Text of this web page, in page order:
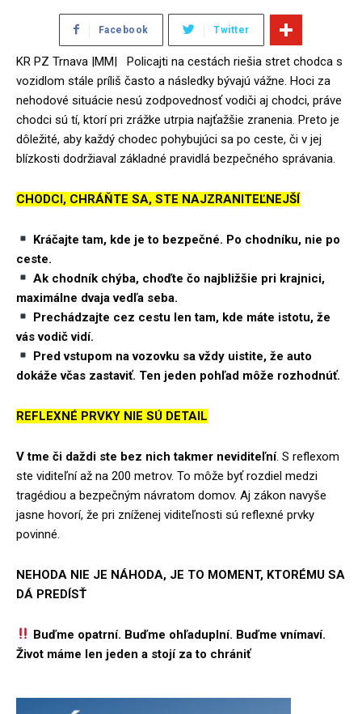
Facebook Twitter
KR PZ Trnava |MM| Policajti na cestách riešia stret chodca s
vozidlom stále príliš často a následky bývajú vážne. Hoci za
nehodové situácie nesú zodpovednosť vodiči aj chodci, práve
chodci sú tí, ktorí pri zrážke utrpia najťažšie zranenia. Preto je
dôležité, aby každý chodec pohybujúci sa po ceste, či v jej
blízkosti dodržiaval základné pravidlá bezpečného správania.
CHODCI, CHRÁŇTE SA, STE NAJZRANITEĽNEJŠÍ
Kráčajte tam, kde je to bezpečné. Po chodníku, nie po
ceste.
Ak chodník chýba, choďte čo najbližšie pri krajnici,
maximálne dvaja vedľa seba.
Prechádzajte cez cestu len tam, kde máte istotu, že
vás vodič vidí.
Pred vstupom na vozovku sa vždy uistite, že auto
dokáže včas zastaviť. Ten jeden pohľad môže rozhodnúť.
REFLEXNÉ PRVKY NIE SÚ DETAIL
V tme či daždi ste bez nich takmer neviditeľní. S reflexom
ste viditeľní až na 200 metrov. To môže byť rozdiel medzi
tragédiou a bezpečným návratom domov. Aj zákon navyše
jasne hovorí, že pri zníženej viditeľnosti sú reflexné prvky
povinné.
NEHODA NIE JE NÁHODA, JE TO MOMENT, KTORÉMU SA
DÁ PREDÍSŤ
Buďme opatrní. Buďme ohľaduplní. Buďme vnímaví.
Život máme len jeden a stojí za to chrániť